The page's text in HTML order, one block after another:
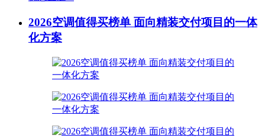
2026空调值得买榜单 面向精装交付项目的一体
化方案